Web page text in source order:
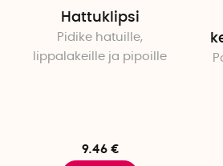
Hattuklipsi
Pidike hatuille,
lippalakeille ja pipoille
9.46 €